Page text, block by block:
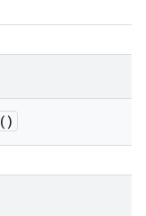
()